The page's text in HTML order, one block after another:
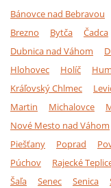
Bánovce nad Bebravou
Brezno
Bytča Čadca
Dubnica nad Váhom
Hlohovec
Holíč
Kráľovský Chlmec
Martin
Michalovce
Nové Mesto nad Váhom
Piešťany
Poprad
Púchov
Rajecké
Šaľa
Senec Senica